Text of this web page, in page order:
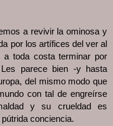
a revivir la ominosa y
por los artífices del ver al
toda costa terminar por
parece bien -y hasta
del mismo modo que
con tal de engreírse
y su crueldad es
conciencia.